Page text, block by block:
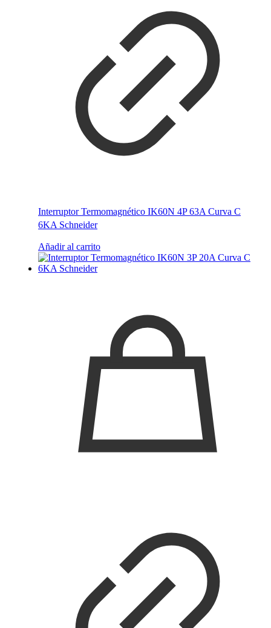
Interruptor Termomagnético IK60N 4P 63A Curva C
6KA Schneider
Añadir al carrito